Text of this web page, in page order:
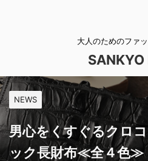
大人のためのファ
SANKYO
NEWS
男心をくすぐるクロ
ック長財布≪全４色≫